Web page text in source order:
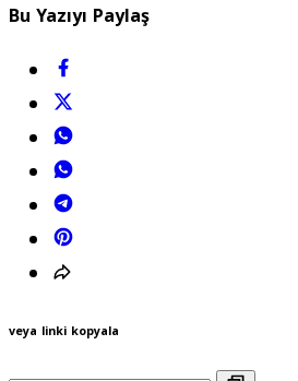
Bu Yazıyı Paylaş
veya linki kopyala